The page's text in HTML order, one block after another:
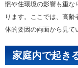
慣や住環境の影響も重な
ります。ここでは、高
体的要因の両面から見て
家庭内で起き